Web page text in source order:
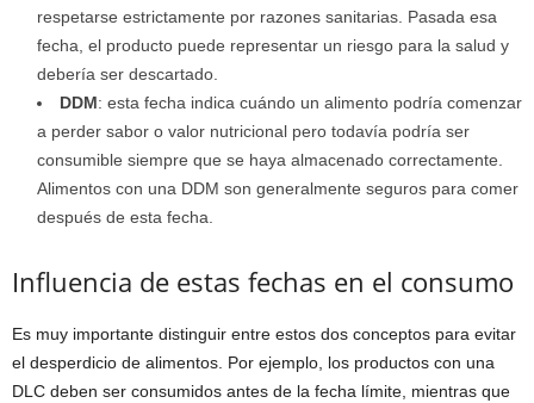
respetarse estrictamente por razones sanitarias. Pasada esa
fecha, el producto puede representar un riesgo para la salud y
debería ser descartado.
DDM: esta fecha indica cuándo un alimento podría comenzar
a perder sabor o valor nutricional pero todavía podría ser
consumible siempre que se haya almacenado correctamente.
Alimentos con una DDM son generalmente seguros para comer
después de esta fecha.
Influencia de estas fechas en el consumo
Es muy importante distinguir entre estos dos conceptos para evitar
el desperdicio de alimentos. Por ejemplo, los productos con una
DLC deben ser consumidos antes de la fecha límite, mientras que